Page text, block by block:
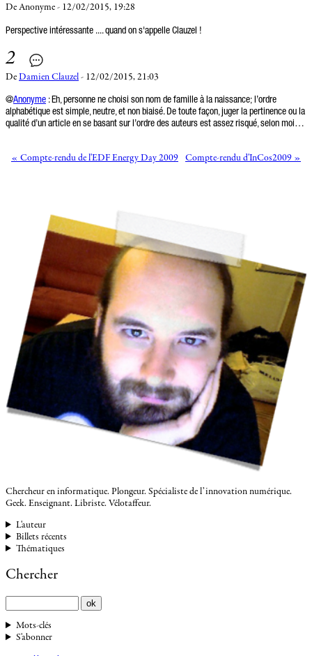
De Anonyme - 12/02/2015, 19:28
Perspective intéressante .... quand on s'appelle Clauzel !
2
De Damien Clauzel - 12/02/2015, 21:03
@Anonyme : Eh, personne ne choisi son nom de famille à la naissance; l’ordre
alphabétique est simple, neutre, et non biaisé. De toute façon, juger la pertinence ou la
qualité d’un article en se basant sur l’ordre des auteurs est assez risqué, selon moi…
« Compte-rendu de l'EDF Energy Day 2009 Compte-rendu d'InCos2009 »
Chercheur en informatique. Plongeur. Spécialiste de l’innovation numérique.
Geek. Enseignant. Libriste. Vélotaffeur.
L'auteur
Billets récents
Thématiques
Chercher
Mots-clés
S'abonner